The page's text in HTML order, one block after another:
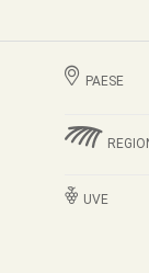
PAESE
UVE